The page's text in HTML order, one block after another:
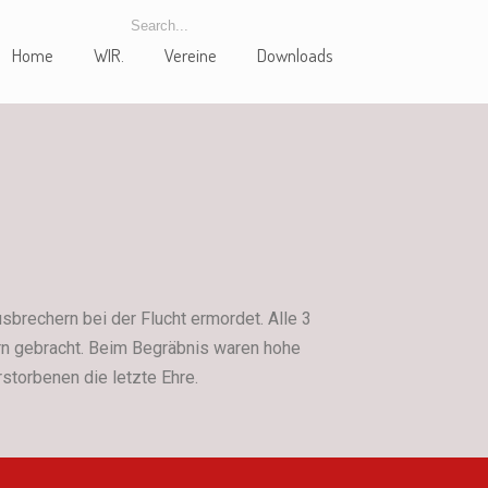
Home WIR. Vereine Downloads
bei der Flucht ermordet. Alle 3
gebracht. Beim Begräbnis waren hohe
die letzte Ehre.